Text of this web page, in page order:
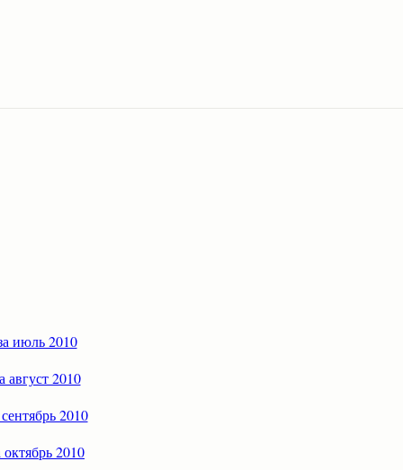
июль 2010
август 2010
2010
2010